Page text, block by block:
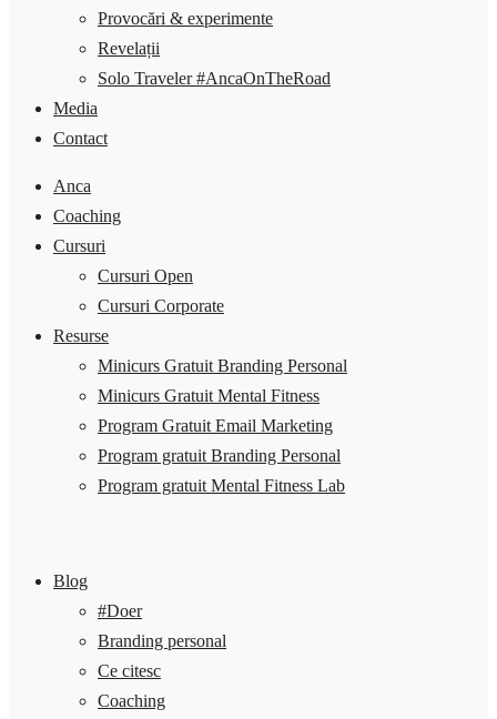
Provocări & experimente
Revelații
Solo Traveler #AncaOnTheRoad
Media
Contact
Anca
Coaching
Cursuri
Cursuri Open
Cursuri Corporate
Resurse
Minicurs Gratuit Branding Personal
Minicurs Gratuit Mental Fitness
Program Gratuit Email Marketing
Program gratuit Branding Personal
Program gratuit Mental Fitness Lab
Blog
#Doer
Branding personal
Ce citesc
Coaching